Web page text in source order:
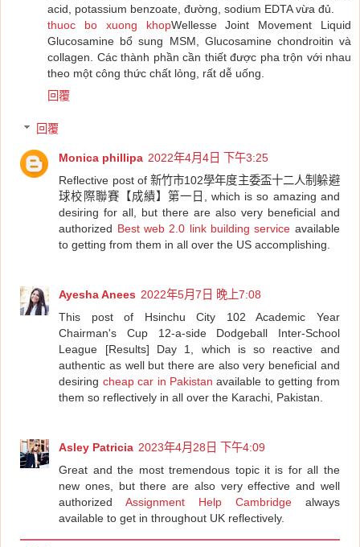
acid, potassium benzoate, đường, sodium EDTA vừa đủ.
thuoc bo xuong khopWellesse Joint Movement Liquid
Glucosamine bổ sung MSM, Glucosamine chondroitin và
collagen. Các thành phần cần thiết được pha trộn với nhau
theo một công thức chất lỏng, rất dễ uống.
回覆
回覆
Monica phillipa 2022年4月4日 下午3:25
Reflective post of 新竹市102學年度主委盃十二人制躲避
球校際聯賽【成績】第一日, which is so amazing and
desiring for all, but there are also very beneficial and
authorized Best web 2.0 link building service available
to getting from them in all over the US accomplishing.
Ayesha Anees 2022年5月7日 晚上7:08
This post of Hsinchu City 102 Academic Year
Chairman's Cup 12-a-side Dodgeball Inter-School
League [Results] Day 1, which is so reactive and
authentic as well but there are also very beneficial and
desiring cheap car in Pakistan available to getting from
them so reflectively in all over the Karachi, Pakistan.
Asley Patricia 2023年4月28日 下午4:09
Great and the most tremendous topic it is for all the
new ones, but there are also very effective and well
authorizedAssignment Help Cambridgealways
available to get in throughout UK reflectively.